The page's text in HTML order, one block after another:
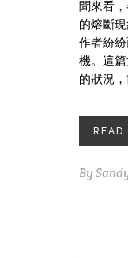
聞來看
的熔斷
作者紛
機。這
的狀況，
READ
By